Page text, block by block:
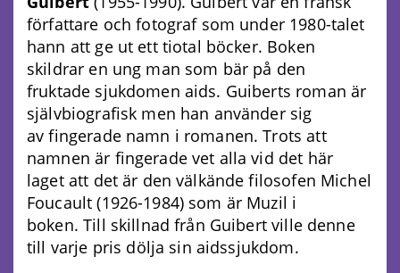
författare och fotograf som under 1980-talet
hann att ge ut ett tiotal böcker. Boken
skildrar en ung man som bär på den
fruktade sjukdomen aids. Guiberts roman är
självbiografisk men han använder sig
av fingerade namn i romanen. Trots att
namnen är fingerade vet alla vid det här
laget att det är den välkände filosofen Michel
Foucault (1926-1984) som är Muzil i
boken. Till skillnad från Guibert ville denne
till varje pris dölja sin aidssjukdom.